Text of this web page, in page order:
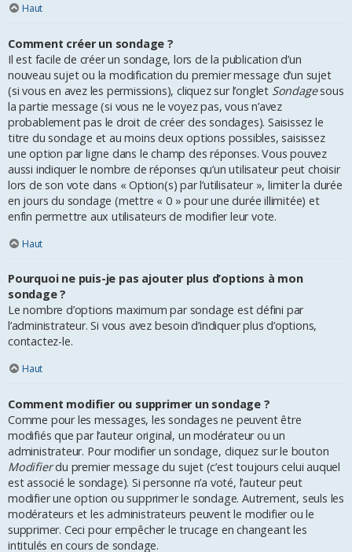
Haut
Comment créer un sondage ?
Il est facile de créer un sondage, lors de la publication d’un
nouveau sujet ou la modification du premier message d’un sujet
(si vous en avez les permissions), cliquez sur l’onglet Sondagesous
la partie message (si vous ne le voyez pas, vous n’avez
probablement pas le droit de créer des sondages). Saisissez le
titre du sondage et au moins deux options possibles, saisissez
une option par ligne dans le champ des réponses. Vous pouvez
aussi indiquer le nombre de réponses qu’un utilisateur peut choisir
lors de son vote dans « Option(s) par l’utilisateur », limiter la durée
en jours du sondage (mettre « 0 » pour une durée illimitée) et
enfin permettre aux utilisateurs de modifier leur vote.
Haut
Pourquoi ne puis-je pas ajouter plus d’options à mon
sondage ?
Le nombre d’options maximum par sondage est défini par
l’administrateur. Si vous avez besoin d’indiquer plus d’options,
contactez-le.
Haut
Comment modifier ou supprimer un sondage ?
Comme pour les messages, les sondages ne peuvent être
modifiés que par l’auteur original, un modérateur ou un
administrateur. Pour modifier un sondage, cliquez sur le bouton
Modifierdu premier message du sujet (c’est toujours celui auquel
est associé le sondage). Si personne n’a voté, l’auteur peut
modifier une option ou supprimer le sondage. Autrement, seuls les
modérateurs et les administrateurs peuvent le modifier ou le
supprimer. Ceci pour empêcher le trucage en changeant les
intitulés en cours de sondage.